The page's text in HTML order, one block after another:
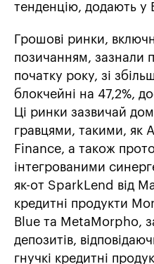
тенденцію, додають у
Грошові ринки,
позичанням, зазнали
початку року, зі
блокчейні на 47,2%,
Ці ринки зазвичай
гравцями, такими, як
Finance, а також
інтегрованими
як-от SparkLend від
кредитні продукти
Blue та MetaMorpho,
депозитів,
гнучкі кредитні